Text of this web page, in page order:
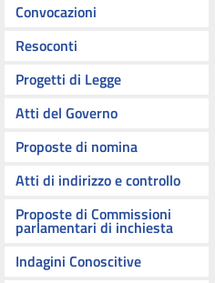
Convocazioni
Resoconti
Progetti di Legge
Atti del Governo
Proposte di nomina
Atti di indirizzo e controllo
Proposte di Commissioni
parlamentari di inchiesta
Indagini Conoscitive